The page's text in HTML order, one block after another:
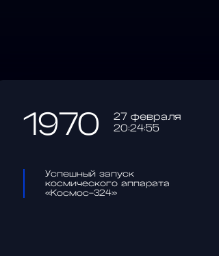
1970
27 февраля
20:24:55
Успешный запуск
космического аппарата
«Космос-324»